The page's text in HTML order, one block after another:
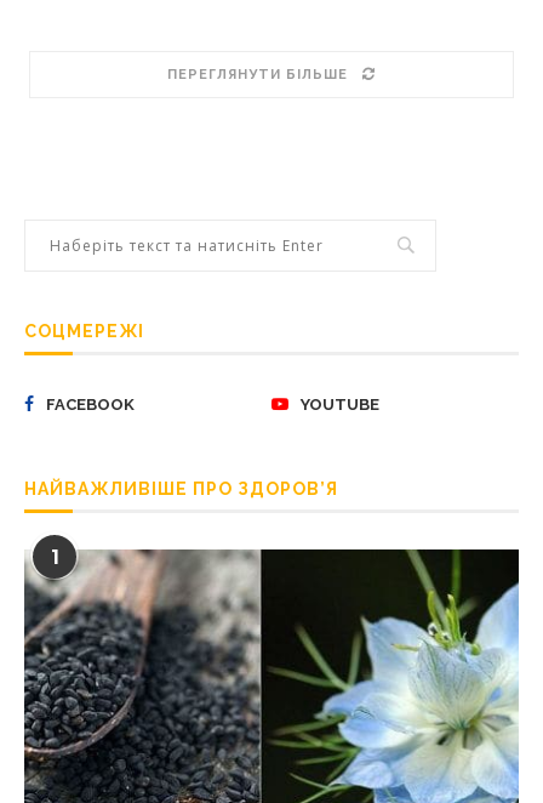
ПЕРЕГЛЯНУТИ БІЛЬШЕ
СОЦМЕРЕЖІ
FACEBOOK YOUTUBE
НАЙВАЖЛИВІШЕ ПРО ЗДОРОВ’Я
1